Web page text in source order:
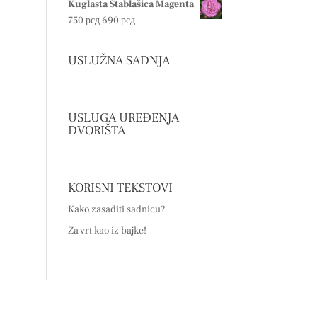
je
bila:
je:
850 рсд.
Kuglasta Stablašica Magenta
750рсдOriginalna
je
bila:
690рсдTrenutna
690 рсд.
USLUŽNA SADNJA
USLUGA UREĐENJA
DVORIŠTA
KORISNI TEKSTOVI
Kako zasaditi sadnicu?
Za vrt kao iz bajke!